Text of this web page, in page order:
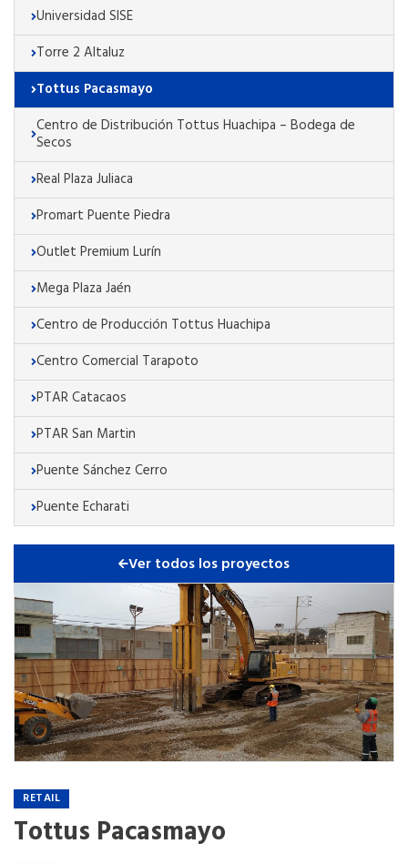
Universidad SISE
Torre 2 Altaluz
Tottus Pacasmayo
Centro de Distribución Tottus Huachipa – Bodega de
Secos
Real Plaza Juliaca
Promart Puente Piedra
Outlet Premium Lurín
Mega Plaza Jaén
Centro de Producción Tottus Huachipa
Centro Comercial Tarapoto
PTAR Catacaos
PTAR San Martin
Puente Sánchez Cerro
Puente Echarati
Ver todos los proyectos
RETAIL
Tottus Pacasmayo